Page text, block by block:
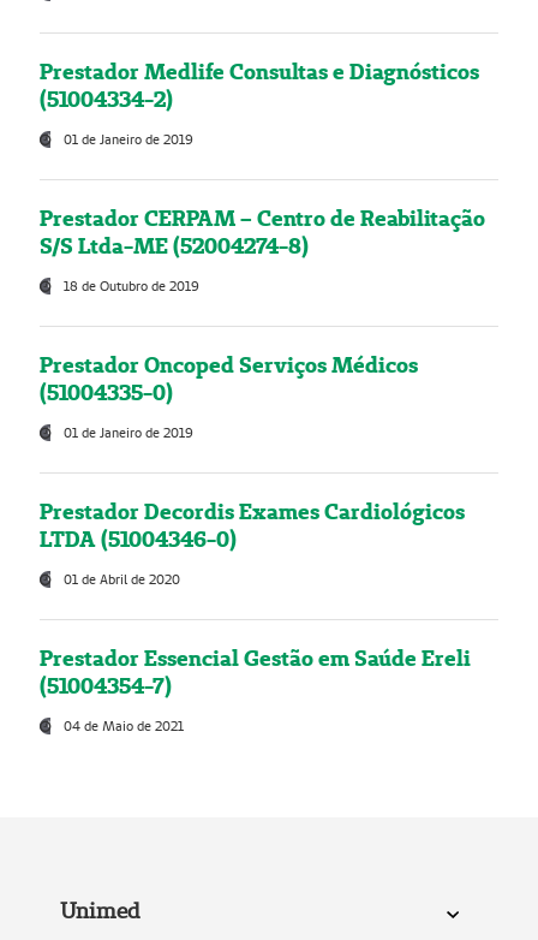
Prestador Medlife Consultas e Diagnósticos
(51004334-2)
01 de Janeiro de 2019
Prestador CERPAM – Centro de Reabilitação
S/S Ltda-ME (52004274-8)
18 de Outubro de 2019
Prestador Oncoped Serviços Médicos
(51004335-0)
01 de Janeiro de 2019
Prestador Decordis Exames Cardiológicos
LTDA (51004346-0)
01 de Abril de 2020
Prestador Essencial Gestão em Saúde Ereli
(51004354-7)
04 de Maio de 2021
Unimed